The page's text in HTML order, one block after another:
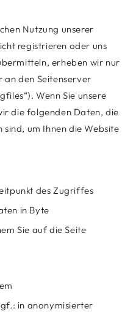
Nutzung unserer
registrieren oder uns
erheben wir nur
an den Seitenserver
Wenn Sie unsere
die folgenden Daten, die
um Ihnen die Website
des Zugriffes
in Byte
Sie auf die Seite
in anonymisierter